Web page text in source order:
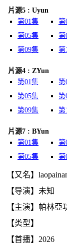
片源5 : Uyun
第01集
第
第05集
第
第09集
第
片源4 : ZYun
第01集
第
第05集
第
第09集
第
片源7 : BYun
第01集
第
第05集
第
【又名】
【导演】未知
【主演】帕林亞
【类型】
【首播】2026